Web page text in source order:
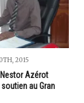
2015
Azérot
au Gran